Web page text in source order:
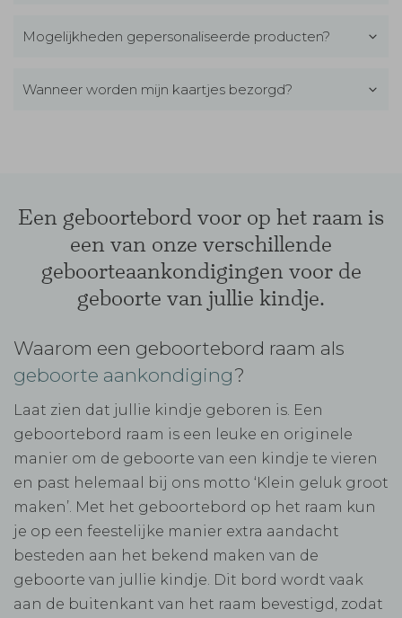
Mogelijkheden gepersonaliseerde producten?
Wanneer worden mijn kaartjes bezorgd?
Een geboortebord voor op het raam is
een van onze verschillende
geboorteaankondigingen voor de
geboorte van jullie kindje.
Waarom een geboortebord raam als
geboorte aankondiging?
Laat zien dat jullie kindje geboren is. Een
geboortebord raam is een leuke en originele
manier om de geboorte van een kindje te vieren
en past helemaal bij ons motto ‘Klein geluk groot
maken’. Met het geboortebord op het raam kun
je op een feestelijke manier extra aandacht
besteden aan het bekend maken van de
geboorte van jullie kindje. Dit bord wordt vaak
aan de buitenkant van het raam bevestigd, zodat